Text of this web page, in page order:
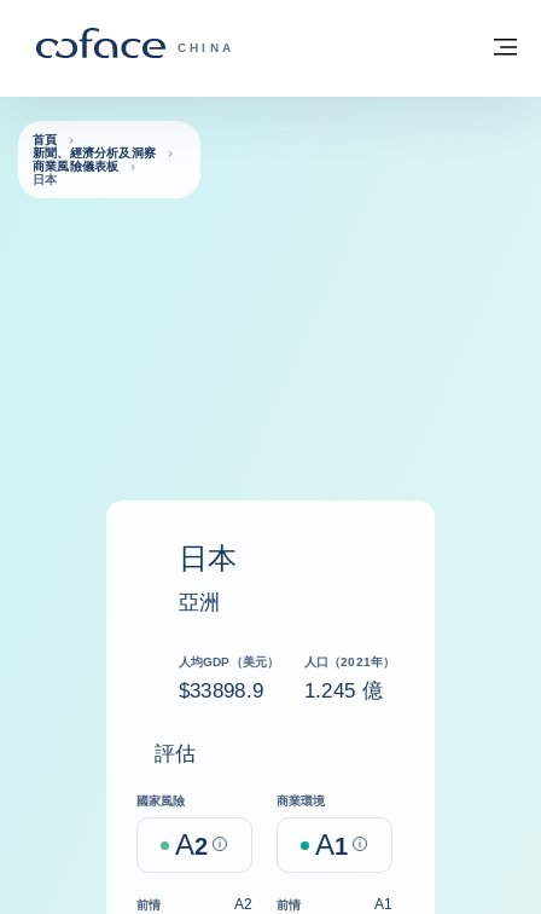
科法斯：攜手共創安全貿易 - 首頁
CHINA
返回首頁
首頁
新聞、經濟分析及洞察
商業風險儀表板
日本
日本
亞洲
人均GDP（美元）
$33898.9
人口（2021年）
1.245 億
評估
國家風險
A2 Help
商業環境
A1 Help
前情 A2 前情 A1